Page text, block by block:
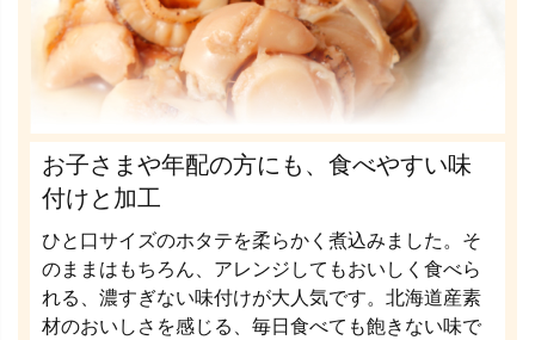
お子さまや年配の方にも、食べやすい味
付けと加工
ひと口サイズのホタテを柔らかく煮込みました。そ
のままはもちろん、アレンジしてもおいしく食べら
れる、濃すぎない味付けが大人気です。北海道産素
材のおいしさを感じる、毎日食べても飽きない味で